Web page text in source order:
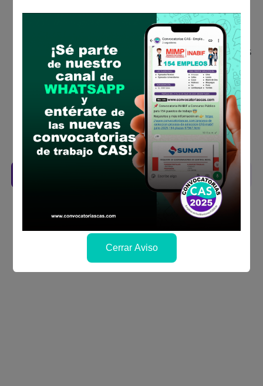
Descarga y revisa a detalle las bases del
Antes de postular, verifica si cumples con los
requisitos para el puesto
Prepara tu documentación y presentalo en
la fechas y por los medios que indica las
bases
Revisar el cronograma para conocer cuando
se publicará los resultados
Descarga aquí las Bases
Cerrar Aviso